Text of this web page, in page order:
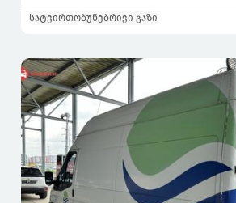
სატვირთობუნებრივი გაზი